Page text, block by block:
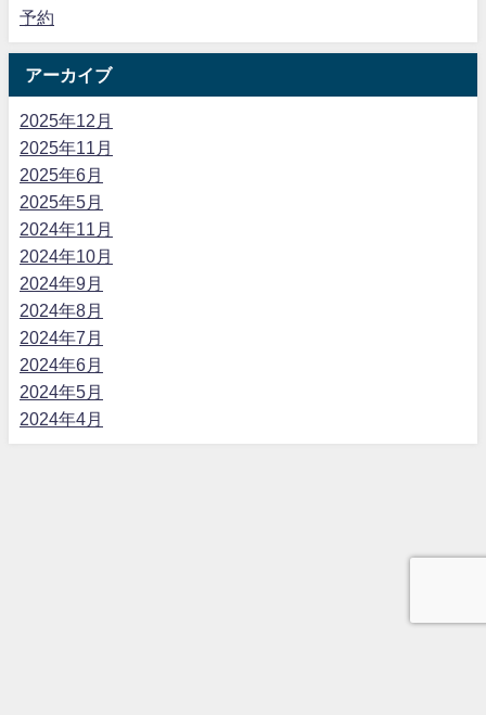
予約
アーカイブ
2025年12月
2025年11月
2025年6月
2025年5月
2024年11月
2024年10月
2024年9月
2024年8月
2024年7月
2024年6月
2024年5月
2024年4月